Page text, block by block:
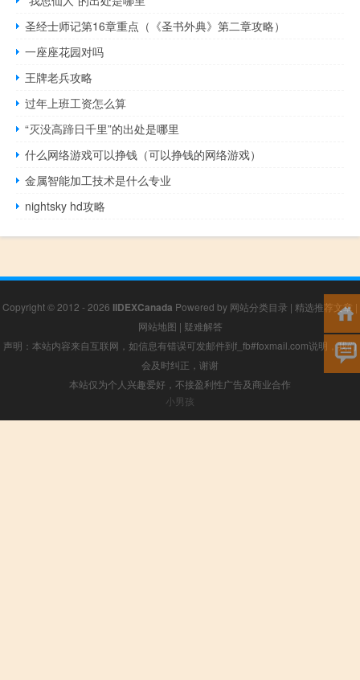
圣经士师记第16章重点（《圣书外典》第二章攻略）
一座座花园对吗
王牌老兵攻略
过年上班工资怎么算
“灭没高蹄日千里”的出处是哪里
什么网络游戏可以挣钱（可以挣钱的网络游戏）
金属智能加工技术是什么专业
nightsky hd攻略
Copyright © 2012 - 2026 IIDEXCanada Powered by 网站分类目录 | 精选推荐文章 |
网站地图 | 疑难解答
声明：本站内容来自互联网，如信息有错误可发邮件到f_fb#foxmail.com说明，我们
会及时纠正，谢谢
本站仅为个人兴趣爱好，不接盈利性广告及商业合作
小男孩